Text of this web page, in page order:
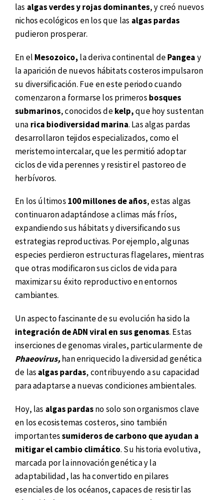
las algas verdes y rojas dominantes, y creó nuevos
nichos ecológicos en los que las algas pardas
pudieron prosperar.
En el Mesozoico, la deriva continental dePangea y
la aparición de nuevos hábitats costeros impulsaron
su diversificación. Fue en este periodo cuando
comenzaron a formarse los primeros bosques
submarinos, conocidos dekelp,que hoy sustentan
una rica biodiversidad marina. Las algas pardas
desarrollaron tejidos especializados, como el
meristemo intercalar, que les permitió adoptar
ciclos de vida perennes y resistir el pastoreo de
herbívoros.
En los últimos 100 millones de años, estas algas
continuaron adaptándose a climas más fríos,
expandiendo sus hábitats y diversificando sus
estrategias reproductivas. Por ejemplo, algunas
especies perdieron estructuras flagelares, mientras
que otras modificaron sus ciclos de vida para
maximizar su éxito reproductivo en entornos
cambiantes.
Un aspecto fascinante de su evolución ha sido la
integración de ADN viral en sus genomas. Estas
inserciones de genomas virales, particularmente de
Phaeovirus,han enriquecido la diversidad genética
de las algas pardas, contribuyendo a su capacidad
para adaptarse a nuevas condiciones ambientales.
Hoy, las algas pardasno solo son organismos clave
en los ecosistemas costeros, sino también
importantessumideros de carbono que ayudan a
mitigar el cambio climático. Su historia evolutiva,
marcada por la innovación genética y la
adaptabilidad, las ha convertido en pilares
esenciales de los océanos, capaces de resistir las